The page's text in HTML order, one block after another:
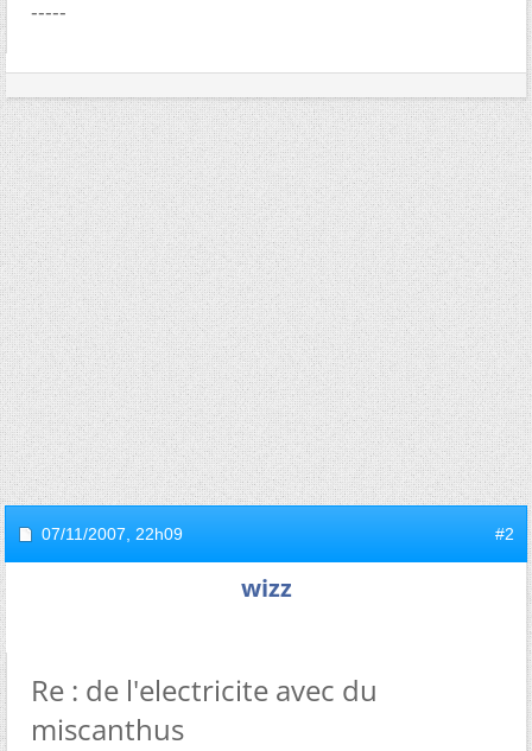
-----
07/11/2007, 22h09 #2
wizz
Re : de l'electricite avec du
miscanthus